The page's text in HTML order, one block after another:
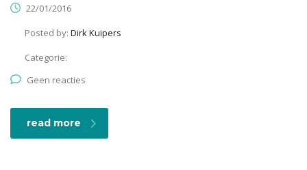
22/01/2016
Posted by: Dirk Kuipers
Categorie:
Geen reacties
read more